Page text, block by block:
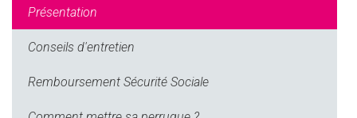
Présentation
Conseils d'entretien
Remboursement Sécurité Sociale